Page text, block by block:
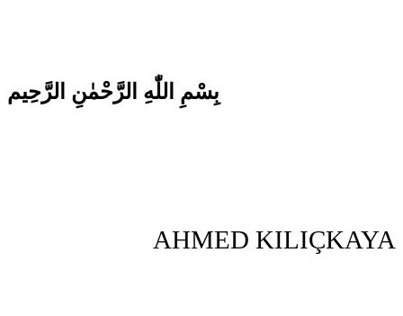
بِسْمِ اللّٰهِ الرَّحْمٰنِ الرَّحِيم
AHMED KILIÇKAYA